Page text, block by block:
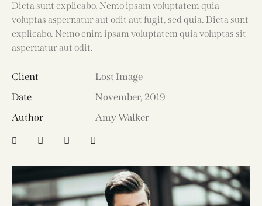
Dicta sunt explicabo. Nemo ipsam voluptatem quia
voluptas aspernatur aut odit aut fugit, sed quia. Dicta sunt
explicabo. Nemo enim ipsam voluptatem quia voluptas sit
aspernatur aut odit.
Client
Lost Image
Date
November, 2019
Author
Amy Walker